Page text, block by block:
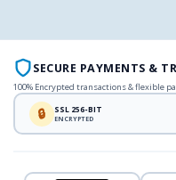
SECURE PAYMENTS &
100% Encrypted transactions & flexible
🔒 SSL 256-BIT
ENCRYPTED